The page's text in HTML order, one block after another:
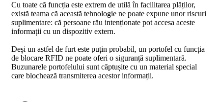
Cu toate că funcția este extrem de utilă în facilitarea plăților,
există teama că această tehnologie ne poate expune unor riscuri
suplimentare: că persoane rău intenționate pot accesa aceste
informații cu un dispozitiv extern.
Deși un astfel de furt este puțin probabil, un portofel cu funcția
de blocare RFID ne poate oferi o siguranță suplimentară.
Buzunarele portofelului sunt căptușite cu un material special
care blochează transmiterea acestor informații.